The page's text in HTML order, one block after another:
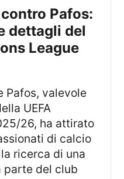
dettagli del
League
UEFA
26, ha attirato
di calcio
ricerca di una
parte del club